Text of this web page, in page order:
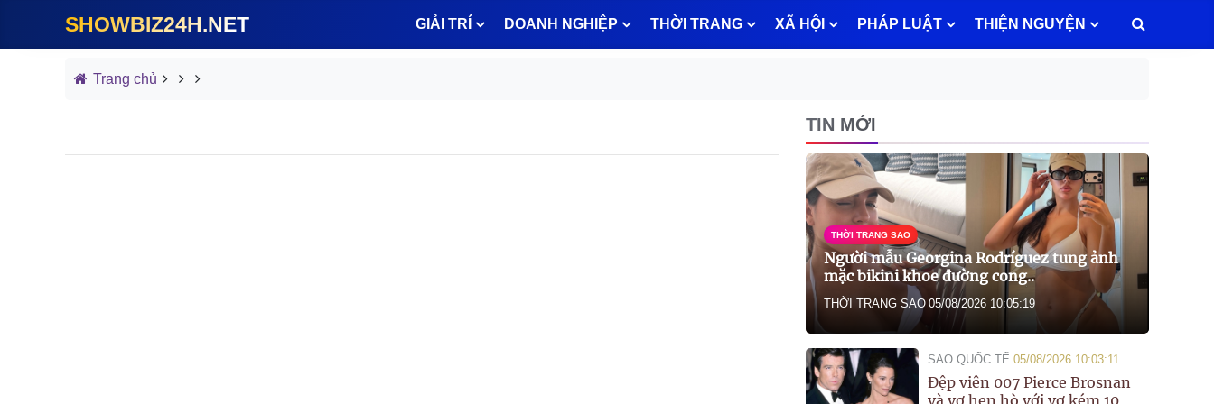
SHOWBIZ24H.NET GIẢI TRÍ DOANH NGHIỆP THỜI TRANG XÃ HỘI PHÁP LUẬT THIỆN NGUYỆN
Trang chủ
TIN MỚI
THỜI TRANG SAO
Người mẫu Georgina Rodríguez tung ảnh
mặc bikini khoe đường cong..
THỜI TRANG SAO 05/08/2026 10:05:19
SAO QUỐC TẾ 05/08/2026 10:03:11
Đệp viên 007 Pierce Brosnan
và vợ hẹn hò với vợ kém 10